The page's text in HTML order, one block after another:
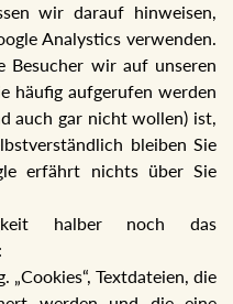
wir darauf hinweisen,
Analystics verwenden.
Besucher wir auf unseren
häufig aufgerufen werden
auch gar nicht wollen) ist,
bleiben Sie
erfährt nichts über Sie
halber noch das
Textdateien, die